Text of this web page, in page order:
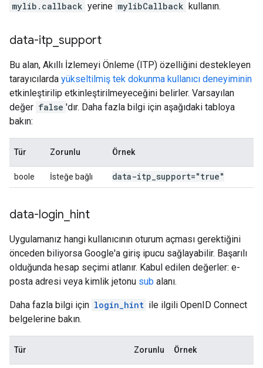
mylib.callback yerine mylibCallback kullanın.
data-itp support
Bu alan, Akıllı İzlemeyi Önleme (ITP) özelliğini destekleyen
tarayıcılarda yükseltilmiş tek dokunma kullanıcı deneyiminin
etkinleştirilip etkinleştirilmeyeceğini belirler. Varsayılan
değer false 'dır. Daha fazla bilgi için aşağıdaki tabloya
bakın:
Tür Zorunlu Örnek
boole İsteğe bağlı data-itp support="true"
data-login hint
Uygulamanız hangi kullanıcının oturum açması gerektiğini
önceden biliyorsa Google'a giriş ipucu sağlayabilir. Başarılı
olduğunda hesap seçimi atlanır. Kabul edilen değerler: e-
posta adresi veya kimlik jetonu sub alanı.
Daha fazla bilgi için login_hint ile ilgili OpenID Connect
belgelerine bakın.
Tür Zorunlu Örnek